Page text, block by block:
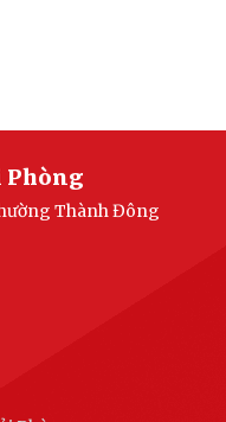
Phòng
Thành Đông